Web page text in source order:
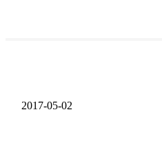
2017-05-02